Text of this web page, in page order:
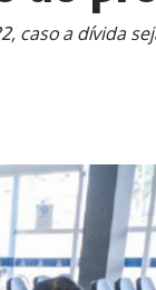
caso a dívida